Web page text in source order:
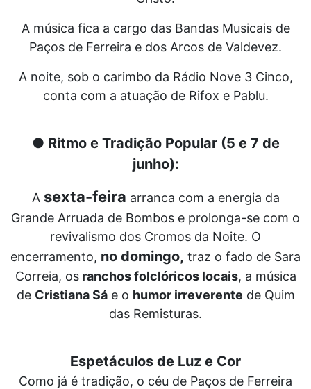
A música fica a cargo das Bandas Musicais de
Paços de Ferreira e dos Arcos de Valdevez.
A noite, sob o carimbo da Rádio Nove 3 Cinco,
conta com a atuação de Rifox e Pablu.
● Ritmo e Tradição Popular (5 e 7 de
junho):
A sexta-feira arranca com a energia da
Grande Arruada de Bombos e prolonga-se com o
revivalismo dos Cromos da Noite. O
encerramento, no domingo, traz o fado de Sara
Correia, osranchos folclóricos locais, a música
de Cristiana Sáe o humor irreverente de Quim
das Remisturas.
Espetáculos de Luz e Cor
Como já é tradição, o céu de Paços de Ferreira